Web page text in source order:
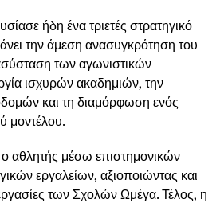
ήδη ένα τριετές στρατηγικό
την άμεση ανασυγκρότηση του
των αγωνιστικών
ισχυρών ακαδημιών, την
και τη διαμόρφωση ενός
μοντέλου.
ο αθλητής μέσω επιστημονικών
εργαλείων, αξιοποιώντας και
των Σχολών Ωμέγα. Τέλος, η